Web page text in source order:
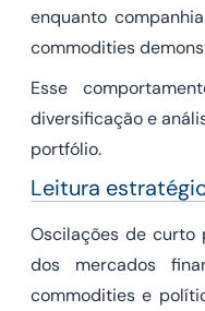
enquanto
commodities
Esse
diversificação e
portfólio.
Leitura
Oscilações de curto
dos mercados
commodities e